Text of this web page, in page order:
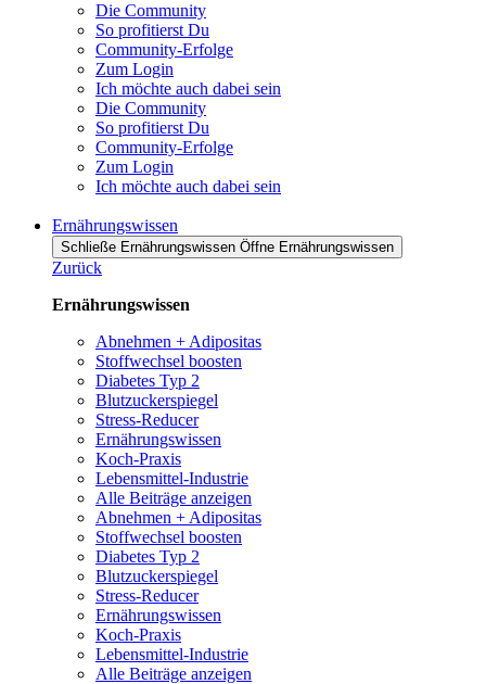
Die Community
So profitierst Du
Community-Erfolge
Zum Login
Ich möchte auch dabei sein
Die Community
So profitierst Du
Community-Erfolge
Zum Login
Ich möchte auch dabei sein
Ernährungswissen
Schließe Ernährungswissen Öffne Ernährungswissen
Zurück
Ernährungswissen
Abnehmen + Adipositas
Stoffwechsel boosten
Diabetes Typ 2
Blutzuckerspiegel
Stress-Reducer
Ernährungswissen
Koch-Praxis
Lebensmittel-Industrie
Alle Beiträge anzeigen
Abnehmen + Adipositas
Stoffwechsel boosten
Diabetes Typ 2
Blutzuckerspiegel
Stress-Reducer
Ernährungswissen
Koch-Praxis
Lebensmittel-Industrie
Alle Beiträge anzeigen